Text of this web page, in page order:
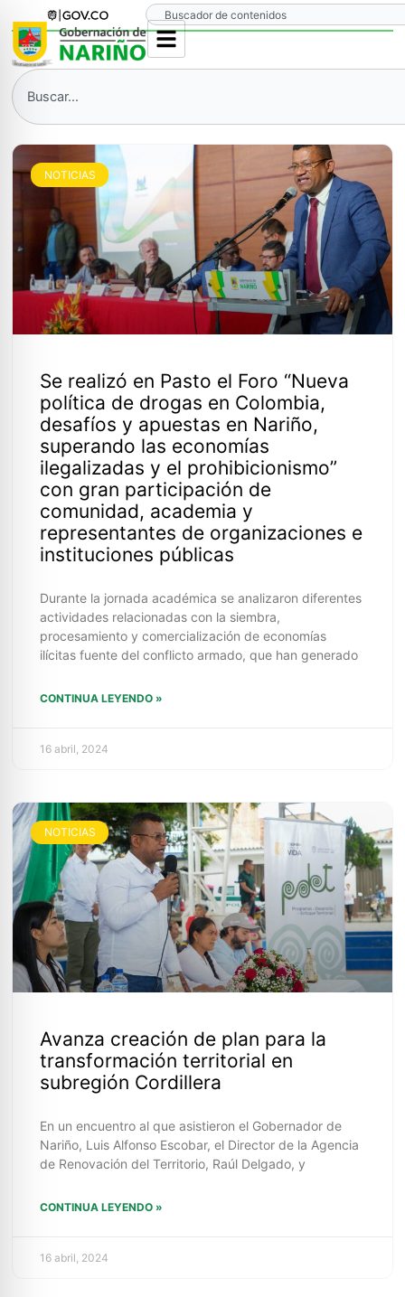
contenido
Search
Search
NOTICIAS
Se realizó en Pasto el Foro “Nueva
política de drogas en Colombia,
desafíos y apuestas en Nariño,
superando las economías
ilegalizadas y el prohibicionismo”
con gran participación de
comunidad, academia y
representantes de organizaciones e
instituciones públicas
Durante la jornada académica se analizaron diferentes
actividades relacionadas con la siembra,
procesamiento y comercialización de economías
ilícitas fuente del conflicto armado, que han generado
CONTINUA LEYENDO »
16 abril, 2024
NOTICIAS
Avanza creación de plan para la
transformación territorial en
subregión Cordillera
En un encuentro al que asistieron el Gobernador de
Nariño, Luis Alfonso Escobar, el Director de la Agencia
de Renovación del Territorio, Raúl Delgado, y
CONTINUA LEYENDO »
16 abril, 2024